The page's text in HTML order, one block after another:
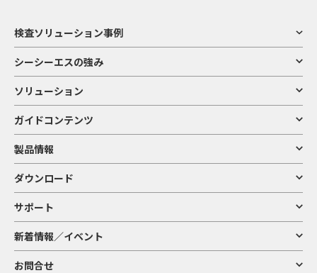
検査ソリューション事例
シーシーエスの強み
ソリューション
ガイドコンテンツ
製品情報
ダウンロード
サポート
新着情報／イベント
お問合せ